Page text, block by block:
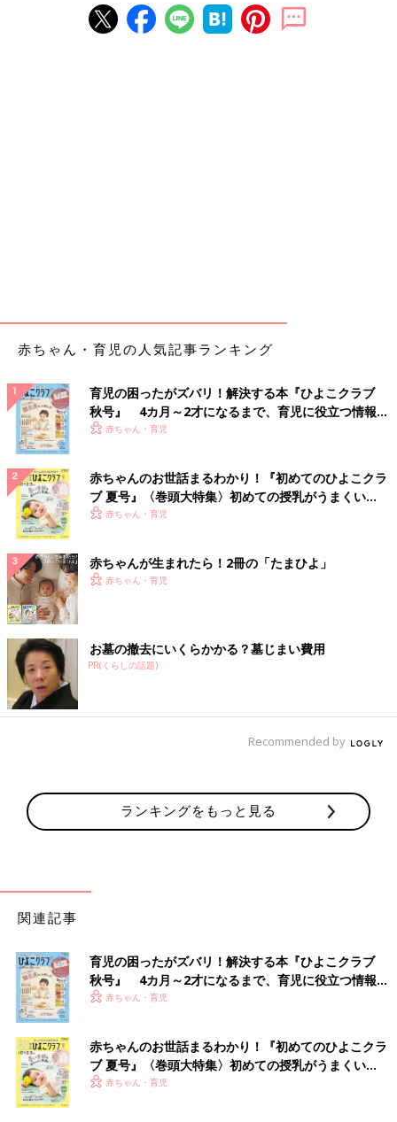
そうだよね、これはとらだよね…。なんともいえない寂しさを感
じる母でした。
・たまひよONLINEの育児マンガ一覧はこちら
2020年生まれの男の子の母です。SNSで育児や日常を題材にし
たゆるい漫画を描いています。
Twitter @kodamanaco
Instagram
前の話
保育園1年目。不安だ
ったことと、よかっ
次の話
ちょっぴりホラーな粘
赤ちゃん・育児の人気記事ランキング
育児の困ったがズバリ！解決する本『ひよこクラブ
秋号』 4カ月～2才になるまで、育児に役立つ情報が
いっぱい！
赤ちゃん・育児
赤ちゃんのお世話まるわかり！『初めてのひよこクラ
ブ 夏号』〈巻頭大特集〉初めての授乳がうまくい
く！ おっぱい・ミルクの基本と夏のトラブル 解決テ
赤ちゃん・育児
赤ちゃんが生まれたら！2冊の「たまひよ」
赤ちゃん・育児
お墓の撤去にいくらかかる？墓じまい費用
PR(くらしの話題)
Recommended by
ランキングをもっと見る
関連記事
育児の困ったがズバリ！解決する本『ひよこクラブ
秋号』 4カ月～2才になるまで、育児に役立つ情報が
いっぱい！
赤ちゃん・育児
赤ちゃんのお世話まるわかり！『初めてのひよこクラ
ブ 夏号』〈巻頭大特集〉初めての授乳がうまくい
く！ おっぱい・ミルクの基本と夏のトラブル 解決テ
赤ちゃん・育児